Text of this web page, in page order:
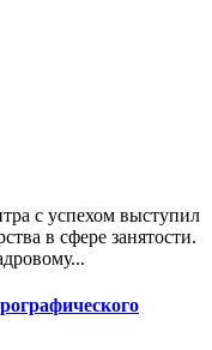
с успехом выступил
в сфере занятости.